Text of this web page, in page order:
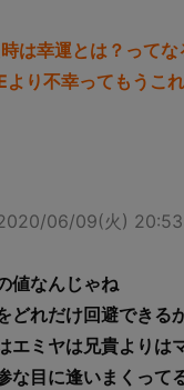
は幸運とは？ってな
り不幸ってもうこ
06/09(火)
値なんじゃね
どれだけ回避できる
エミヤは兄貴よりは
な目に逢いまくって